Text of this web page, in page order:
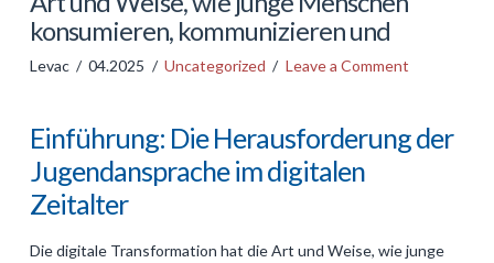
PIĆA
Rakije
GALERIJA
konsumieren, kommunizieren und
Levac 04.2025 Uncategorized Leave a Comment
Einführung: Die Herausforderung der
Jugendansprache im digitalen
Zeitalter
Die digitale Transformation hat die Art und Weise, wie junge